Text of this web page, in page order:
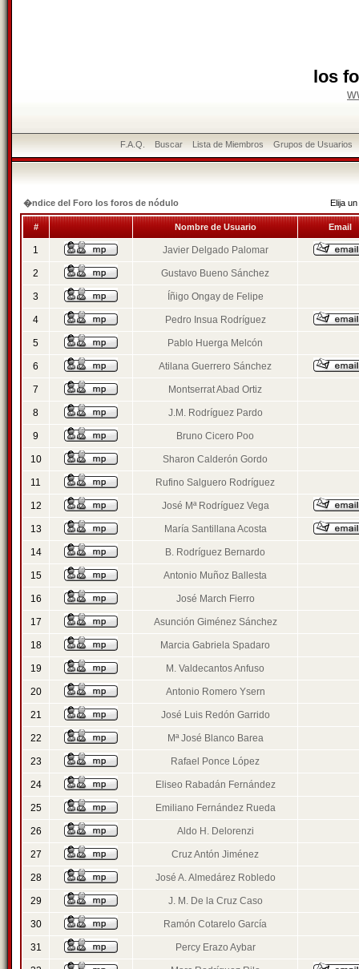
los
F.A.Q. Buscar Lista de Miembros Grupos de Usuarios
�ndice del Foro los foros de nódulo Elija
# Nombre de Usuario Email
1 Javier Delgado Palomar
2 Gustavo Bueno Sánchez
3 Íñigo Ongay de Felipe
4 Pedro Insua Rodríguez
5 Pablo Huerga Melcón
6 Atilana Guerrero Sánchez
7 Montserrat Abad Ortiz
8 J.M. Rodríguez Pardo
9 Bruno Cicero Poo
10 Sharon Calderón Gordo
11 Rufino Salguero Rodríguez
12 José Mª Rodríguez Vega
13 María Santillana Acosta
14 B. Rodríguez Bernardo
15 Antonio Muñoz Ballesta
16 José March Fierro
17 Asunción Giménez Sánchez
18 Marcia Gabriela Spadaro
19 M. Valdecantos Anfuso
20 Antonio Romero Ysern
21 José Luis Redón Garrido
22 Mª José Blanco Barea
23 Rafael Ponce López
24 Eliseo Rabadán Fernández
25 Emiliano Fernández Rueda
26 Aldo H. Delorenzi
27 Cruz Antón Jiménez
28 José A. Almedárez Robledo
29 J. M. De la Cruz Caso
30 Ramón Cotarelo García
31 Percy Erazo Aybar